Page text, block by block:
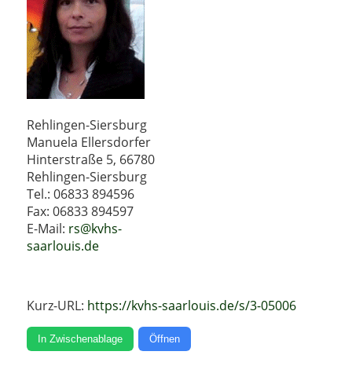
Rehlingen-Siersburg
Manuela Ellersdorfer
Hinterstraße 5, 66780
Rehlingen-Siersburg
Tel.: 06833 894596
Fax: 06833 894597
E-Mail: rs@kvhs-
saarlouis.de
Kurz-URL: https://kvhs-saarlouis.de/s/3-05006
In Zwischenablage Öffnen